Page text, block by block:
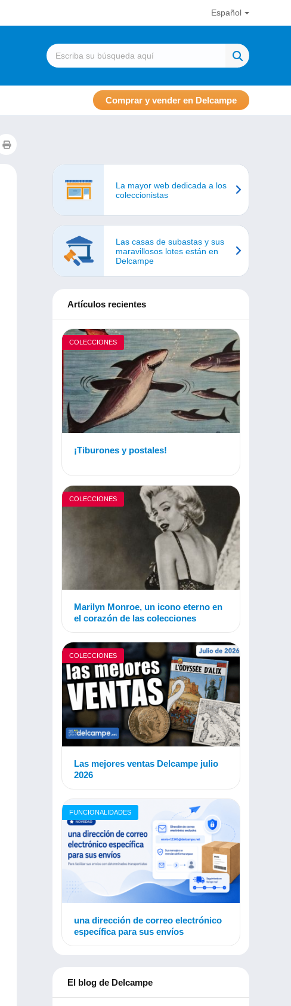
Español
Comprar y vender en Delcampe
La mayor web dedicada a los
coleccionistas
Las casas de subastas y sus
maravillosos lotes están en
Delcampe
Artículos recientes
COLECCIONES
¡Tiburones y postales!
COLECCIONES
Marilyn Monroe, un icono eterno en
el corazón de las colecciones
COLECCIONES
Las mejores ventas Delcampe julio
2026
FUNCIONALIDADES
una dirección de correo electrónico
específica para sus envíos
El blog de Delcampe